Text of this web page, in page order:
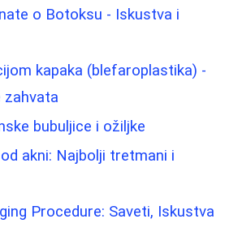
o Botoksu - Iskustva i
kapaka (blefaroplastika) -
zahvata
bubuljice i ožiljke
akni: Najbolji tretmani i
Procedure: Saveti, Iskustva